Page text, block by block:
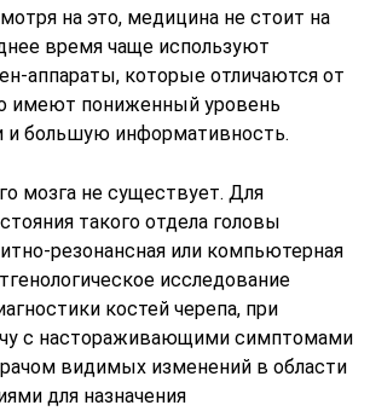
на это, медицина не стоит на
время чаще используют
аппараты, которые отличаются от
имеют пониженный уровень
и большую информативность.
мозга не существует. Для
такого отдела головы
резонансная или компьютерная
исследование
костей черепа, при
с настораживающими симптомами
видимых изменений в области
для назначения